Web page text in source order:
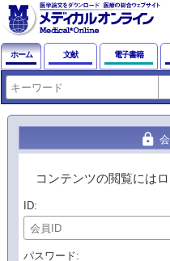
ホーム 文献 電子書籍
lock
コンテンツの閲覧には
ID
パスワード